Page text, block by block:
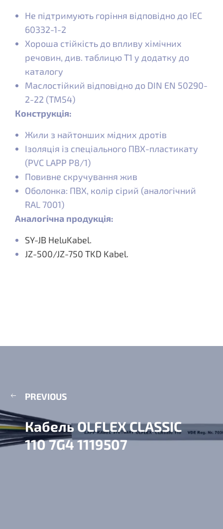
Не підтримують горіння відповідно до IEC
60332-1-2
Хороша стійкість до впливу хімічних
речовин, див. таблицю Т1 у додатку до
каталогу
Маслостійкий відповідно до DIN EN 50290-
2-22 (TM54)
Конструкція:
Жили з найтонших мідних дротів
Ізоляція із спеціального ПВХ-пластикату
(PVC LAPP P8/1)
Повивне скручування жив
Оболонка: ПВХ, колір сірий (аналогічний
RAL 7001)
Аналогічна продукція:
SY-JB HeluKabel.
JZ-500/JZ-750 TKD Kabel.
PREVIOUS
Кабель OLFLEX CLASSIC
110 7G4 1119507